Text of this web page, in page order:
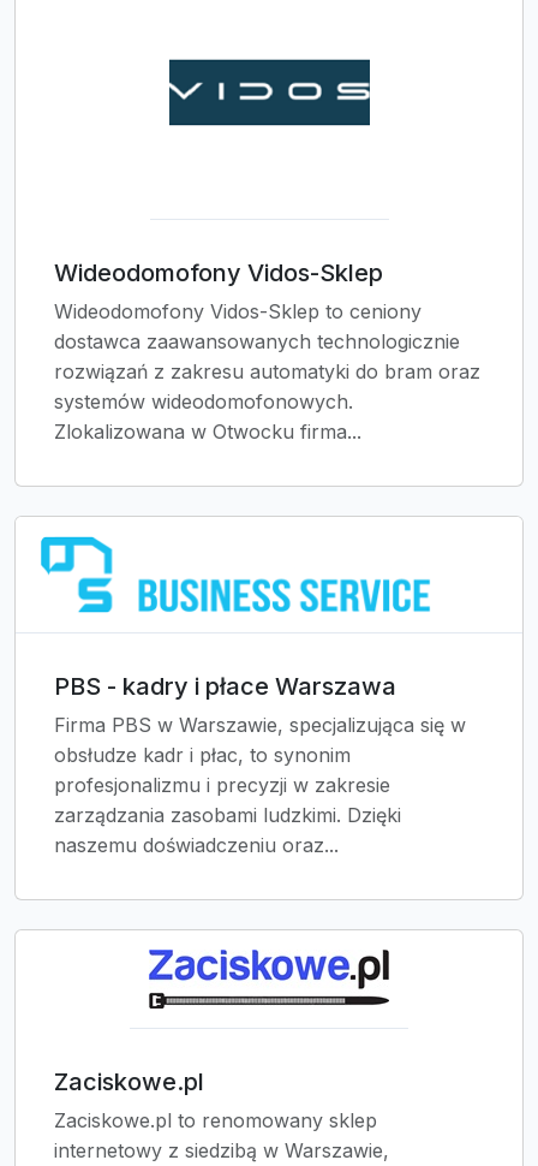
Wideodomofony Vidos-Sklep
Wideodomofony Vidos-Sklep to ceniony
dostawca zaawansowanych technologicznie
rozwiązań z zakresu automatyki do bram oraz
systemów wideodomofonowych.
Zlokalizowana w Otwocku firma...
PBS - kadry i płace Warszawa
Firma PBS w Warszawie, specjalizująca się w
obsłudze kadr i płac, to synonim
profesjonalizmu i precyzji w zakresie
zarządzania zasobami ludzkimi. Dzięki
naszemu doświadczeniu oraz...
Zaciskowe.pl
Zaciskowe.pl to renomowany sklep
internetowy z siedzibą w Warszawie,